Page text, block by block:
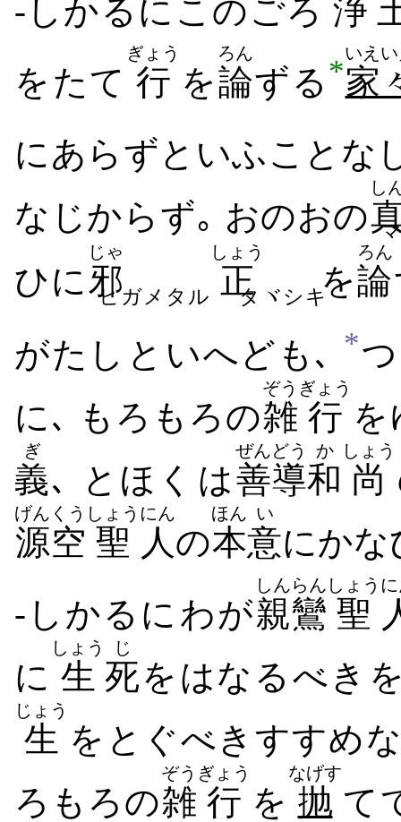
-しかるに​このごろ 浄
を​たて 行
ぎょう
を論
ろん
ずる *家
いえ
に​あらず​といふ​こと​な
なじから​ず｡ おのおの
し
ひに邪
じゃ
ヒガメタル 正
しょう
タヾシキを論
ろん
がたし​と​いへども､
*
に､ もろもろ​の雑
ぞう
行
ぎょう
を​
義
ぎ
､ とほく​は善導
ぜんどう
和
か
尚
しょう
源空
げんくう
聖
しょう
人
にん
の本
ほん
意
い
に​かな
-しかるに​わが親鸞
しんらん
聖
しょう
に 生
しょう
死
じ
を​はなる​べき​
生
じょう
を​とぐ​べき​すすめ​
ろもろ​の雑
ぞう
行
ぎょう
を 抛
なげす
て​